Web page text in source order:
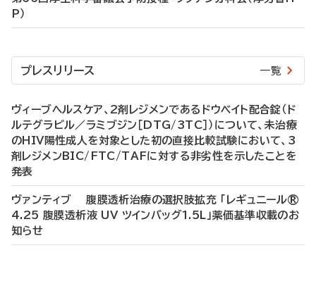
P）
プレスリリース 一覧
ヴィーブヘルスケア、2剤レジメンであるドウベイト配合錠（ド
ルテグラビル／ラミブジン［DTG/3TC］）について、未治療
のHIV陽性成人を対象とした初の直接比較試験において、3
剤レジメンBIC/FTC/TAFに対する非劣性を示したことを
発表
ヴァンティブ 腹膜透析治療の選択肢拡充 「レギュニール®
4.25 腹膜透析液 UV ツインバッグ1.5L」薬価基準収載のお
知らせ